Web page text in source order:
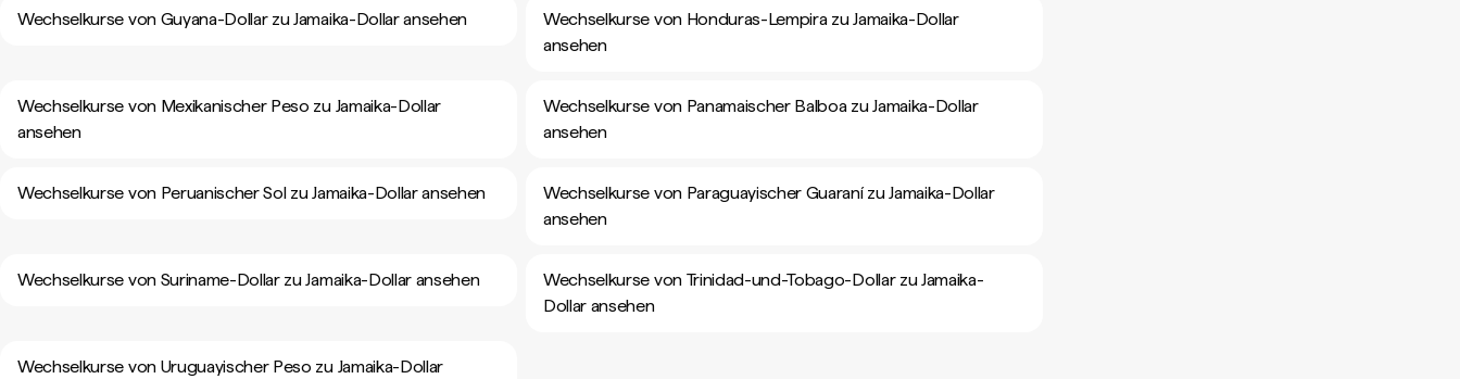
Wechselkurse von Guyana-Dollar zu Jamaika-Dollar ansehen
Wechselkurse von Honduras-Lempira zu Jamaika-Dollar
ansehen
Wechselkurse von Mexikanischer Peso zu Jamaika-Dollar
ansehen
Wechselkurse von Panamaischer Balboa zu Jamaika-Dollar
ansehen
Wechselkurse von Peruanischer Sol zu Jamaika-Dollar ansehen
Wechselkurse von Paraguayischer Guaraní zu Jamaika-Dollar
ansehen
Wechselkurse von Suriname-Dollar zu Jamaika-Dollar ansehen
Wechselkurse von Trinidad-und-Tobago-Dollar zu Jamaika-
Dollar ansehen
Wechselkurse von Uruguayischer Peso zu Jamaika-Dollar